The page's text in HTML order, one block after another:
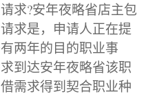
求?安年夜略省店主包
求是，申请人正在提
两年的目的职业事
到达安年夜略省该职
需求得到契合职业种